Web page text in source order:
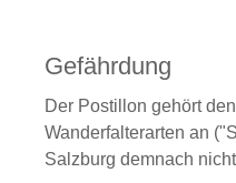
Gefährdung
Der Postillon gehört
Wanderfalterarten an
Salzburg demnach